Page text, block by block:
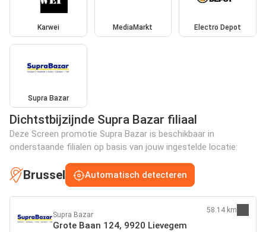
Karwei MediaMarkt Electro Depot
Supra Bazar
Dichtstbijzijnde Supra Bazar filiaal
Deze Screen promotie Supra Bazar is beschikbaar in
onderstaande filialen op basis van jouw ingestelde locatie:
Brussel Automatisch detecteren
Supra Bazar
Grote Baan 124, 9920 Lievegem
58.14 km